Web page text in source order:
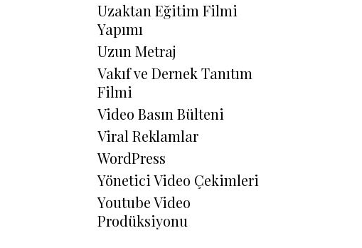
Uzaktan Eğitim Filmi
Yapımı
Uzun Metraj
Vakıf ve Dernek Tanıtım
Filmi
Video Basın Bülteni
Viral Reklamlar
WordPress
Yönetici Video Çekimleri
Youtube Video
Prodüksiyonu